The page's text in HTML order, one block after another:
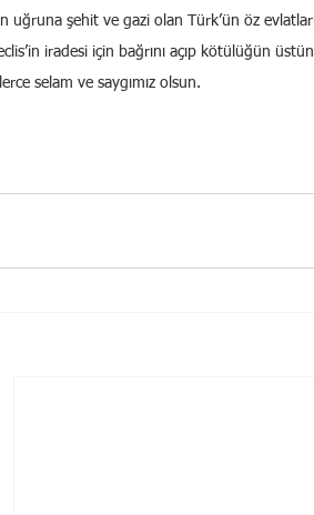
uğruna şehit ve gazi olan Türk’ün öz
iradesi için bağrını açıp kötülüğün
selam ve saygımız olsun.